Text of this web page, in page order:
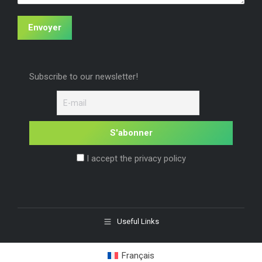
Envoyer
Subscribe to our newsletter!
I accept the privacy policy
Useful Links
Français